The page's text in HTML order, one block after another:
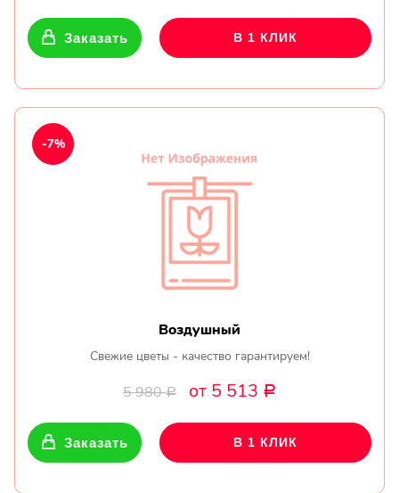
Заказать В 1 КЛИК
Воздушный
Свежие цветы - качество гарантируем!
5 980Р от 5 513 Р
-7%
Заказать В 1 КЛИК